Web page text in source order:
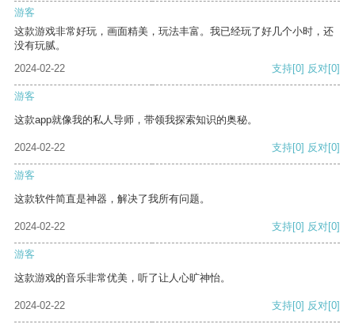
游客
这款游戏非常好玩，画面精美，玩法丰富。我已经玩了好几个小时，还
没有玩腻。
2024-02-22
支持[0] 反对[0]
游客
这款app就像我的私人导师，带领我探索知识的奥秘。
2024-02-22 支持[0] 反对[0]
游客
这款软件简直是神器，解决了我所有问题。
2024-02-22 支持[0] 反对[0]
游客
这款游戏的音乐非常优美，听了让人心旷神怡。
2024-02-22 支持[0] 反对[0]